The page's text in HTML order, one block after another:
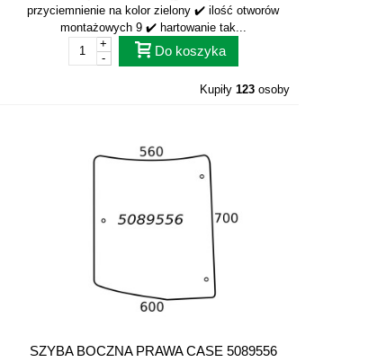
przyciemnienie na kolor zielony ✔️ ilość otworów
montażowych 9 ✔️ hartowanie tak...
-
+ Do koszyka
Kupiły 123osoby
SZYBA BOCZNA PRAWA CASE 5089556